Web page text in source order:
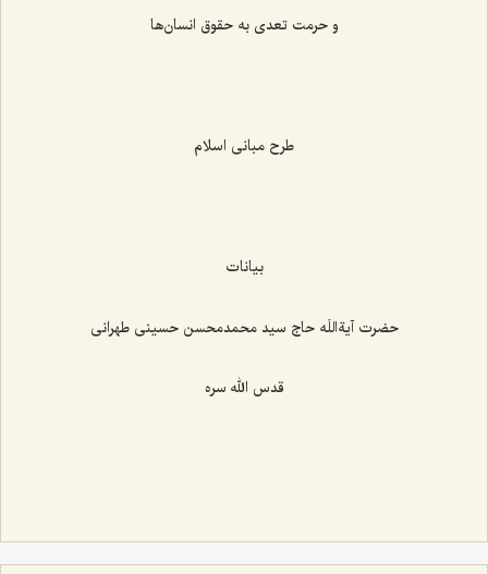
و حرمت تعدی به حقوق انسان‌ها
طرح مبانی اسلام
بیانات
حضرت آیة‌اللَه حاج سید محمدمحسن حسینی طهرانی
قدس الله سره